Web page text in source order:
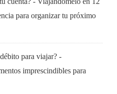
para organizar tu próximo
para viajar? -
imprescindibles para